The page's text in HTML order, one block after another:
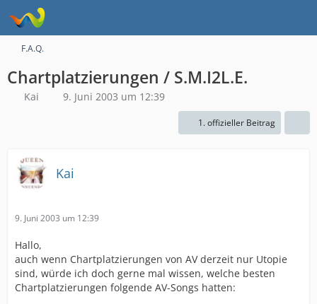
F.A.Q.
Chartplatzierungen / S.M.I2L.E.
Kai 9. Juni 2003 um 12:39
1. offizieller Beitrag
Kai
9. Juni 2003 um 12:39
Hallo,
auch wenn Chartplatzierungen von AV derzeit nur Utopie
sind, würde ich doch gerne mal wissen, welche besten
Chartplatzierungen folgende AV-Songs hatten: